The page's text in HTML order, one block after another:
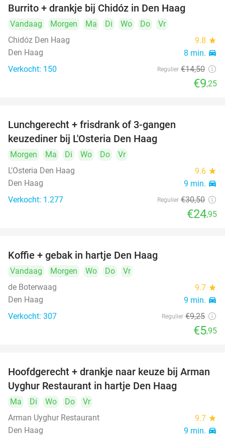
Burrito + drankje bij Chidóz in Den Haag
Vandaag Morgen Ma Di Wo Do
Vr
Chidóz Den Haag
9.8 star
Den Haag 8 min. directions_car
Verkocht: 150 Regulier €14,50
€9,25
Lunchgerecht + frisdrank of 3-gangen
keuzediner bij L'Osteria Den Haag
Morgen Ma Di Wo Do
Vr
L'Osteria Den Haag
9.6 star
Den Haag 9 min. directions_car
Verkocht: 1.277 Regulier €30,50
€24,95
Koffie + gebak in hartje Den Haag
Vandaag Morgen Wo Do
Vr
de Boterwaag
9.7 star
Den Haag 9 min. directions_car
Verkocht: 307 Regulier €9,25
€5,95
30%
Hoofdgerecht + drankje naar keuze bij Arman
Uyghur Restaurant in hartje Den Haag
Ma Di Wo Do
Vr
Arman Uyghur Restaurant
9.7 star
Den Haag 9 min. directions_car